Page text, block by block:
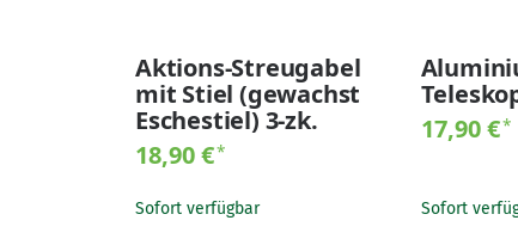
Aktions-Streugabel
mit Stiel (gewachst
Eschestiel) 3-zk.
18,90 €*
Sofort verfügbar
17,90 €*
Sofort